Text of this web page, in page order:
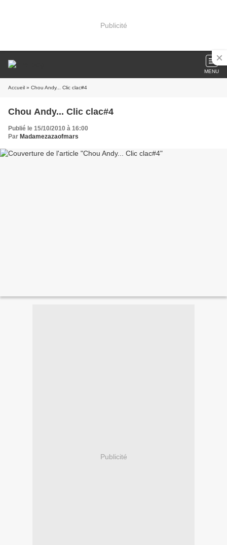
Publicité
MENU
Accueil » Chou Andy... Clic clac#4
Chou Andy... Clic clac#4
Publié le 15/10/2010 à 16:00
Par Madamezazaofmars
Publicité